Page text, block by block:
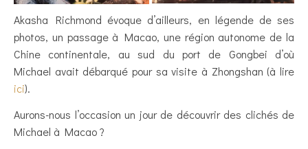
Akasha Richmond évoque d’ailleurs, en légende de ses
photos, un passage à Macao, une région autonome de la
Chine continentale, au sud du port de Gongbei d’où
Michael avait débarqué pour sa visite à Zhongshan (à lire
ici).
Aurons-nous l’occasion un jour de découvrir des clichés de
Michael à Macao ?